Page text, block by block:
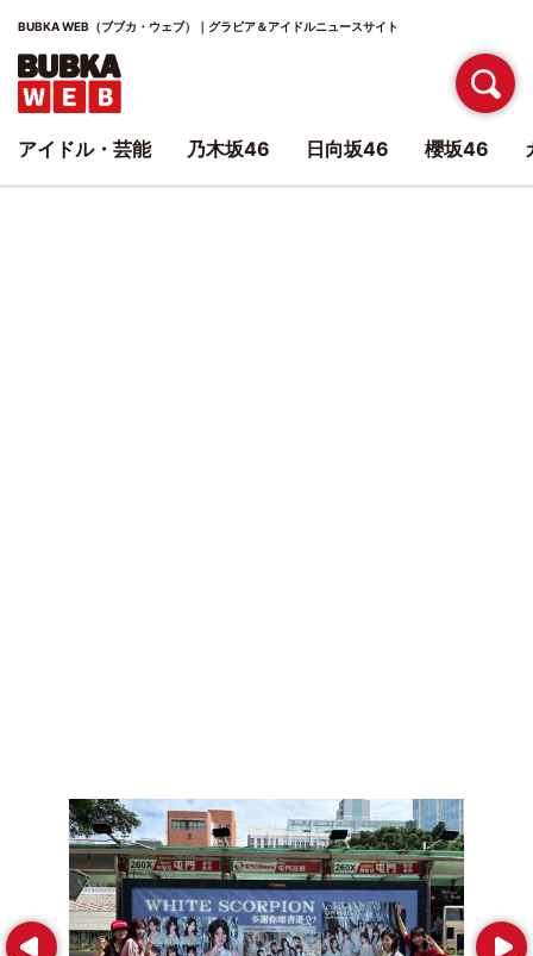
BUBKA WEB（ブブカ・ウェブ）｜グラビア＆アイドルニュースサイト
Prev Next
アイドル・芸能 乃木坂46 日向坂46 櫻坂46